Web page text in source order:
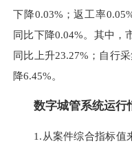
下降0.03%；返工率
同比下降0.04%。其中，
同比上升23.27%；自行
降6.45%。
数字城管系统运行
1.从案件综合指标值